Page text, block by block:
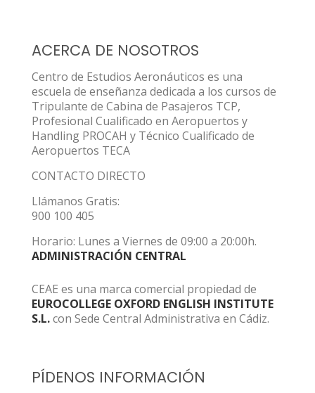
ACERCA DE NOSOTROS
Centro de Estudios Aeronáuticos es una
escuela de enseñanza dedicada a los cursos de
Tripulante de Cabina de Pasajeros TCP,
Profesional Cualificado en Aeropuertos y
Handling PROCAH y Técnico Cualificado de
Aeropuertos TECA
CONTACTO DIRECTO
Llámanos Gratis:
900 100 405
Horario: Lunes a Viernes de 09:00 a 20:00h.
ADMINISTRACIÓN CENTRAL
CEAE es una marca comercial propiedad de
EUROCOLLEGE OXFORD ENGLISH INSTITUTE
S.L.con Sede Central Administrativa en Cádiz.
PÍDENOS INFORMACIÓN